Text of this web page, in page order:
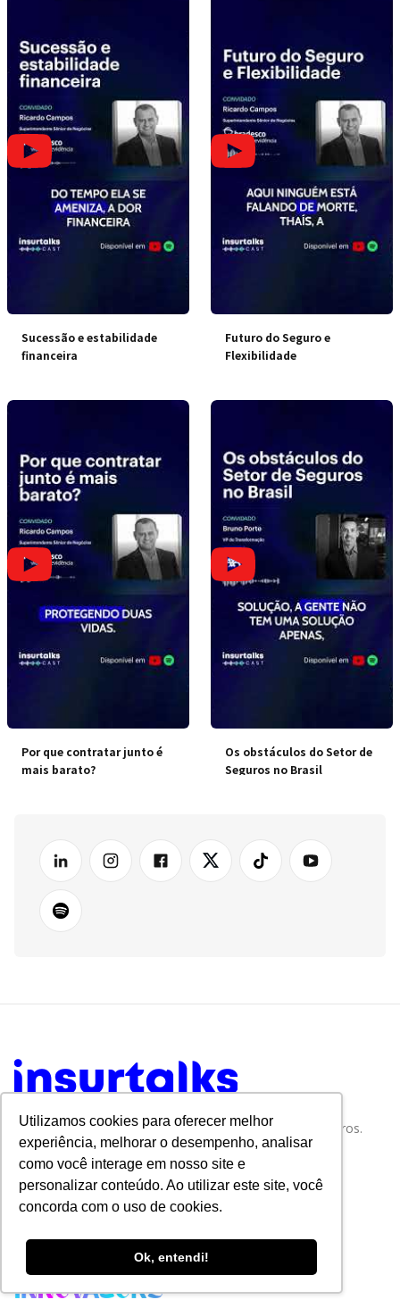
Utilizamos cookies para oferecer melhor
experiência, melhorar o desempenho, analisar
como você interage em nosso site e
personalizar conteúdo. Ao utilizar este site, você
concorda com o uso de cookies.
Ok, entendi!
Sucessão e estabilidade
financeira
Futuro do Seguro e
Flexibilidade
Por que contratar junto é
mais barato?
Os obstáculos do Setor de
Seguros no Brasil
Tudo sobre Tecnologia e Inovação no Mercado de Seguros.